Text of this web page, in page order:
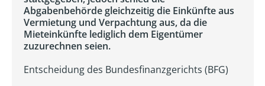
Abgabenbehörde gleichzeitig die Einkünfte aus
Vermietung und Verpachtung aus, da die
Mieteinkünfte lediglich dem Eigentümer
zuzurechnen seien.
Entscheidung des Bundesfinanzgerichts (BFG)